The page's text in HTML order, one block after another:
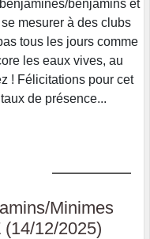
benjamins et
mesurer à des clubs
tous les jours comme
les eaux vives, au
! Félicitations pour cet
de présence...
Minimes
12/2025)